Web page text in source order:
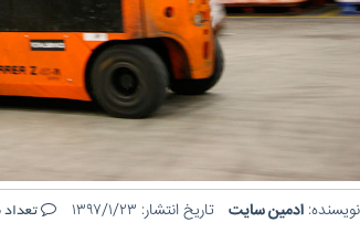
نویسنده: ادمین سایت تاریخ انتشار: ۱۳۹۷/۱/۲۳ تعداد